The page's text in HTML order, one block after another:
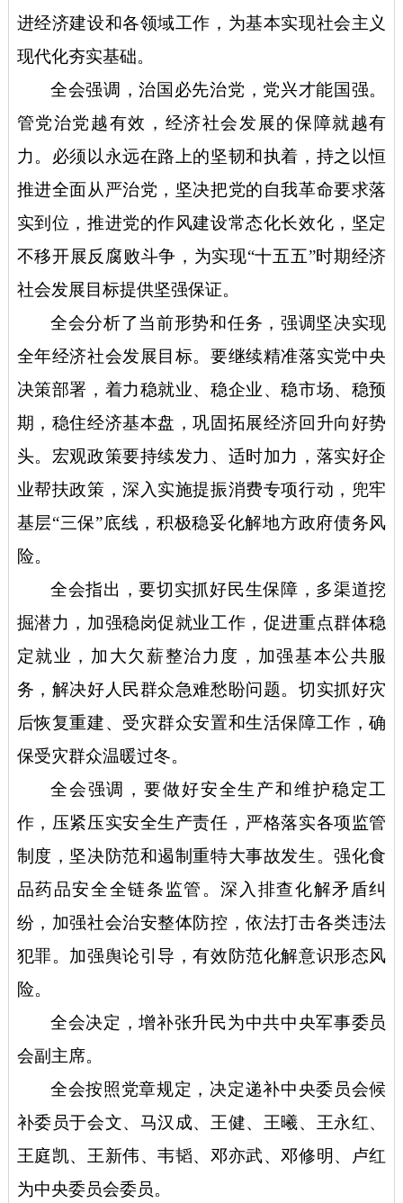
进经济建设和各领域工作，为基本实现社会主义
现代化夯实基础。
全会强调，治国必先治党，党兴才能国强。
管党治党越有效，经济社会发展的保障就越有
力。必须以永远在路上的坚韧和执着，持之以恒
推进全面从严治党，坚决把党的自我革命要求落
实到位，推进党的作风建设常态化长效化，坚定
不移开展反腐败斗争，为实现“十五五”时期经济
社会发展目标提供坚强保证。
全会分析了当前形势和任务，强调坚决实现
全年经济社会发展目标。要继续精准落实党中央
决策部署，着力稳就业、稳企业、稳市场、稳预
期，稳住经济基本盘，巩固拓展经济回升向好势
头。宏观政策要持续发力、适时加力，落实好企
业帮扶政策，深入实施提振消费专项行动，兜牢
基层“三保”底线，积极稳妥化解地方政府债务风
险。
全会指出，要切实抓好民生保障，多渠道挖
掘潜力，加强稳岗促就业工作，促进重点群体稳
定就业，加大欠薪整治力度，加强基本公共服
务，解决好人民群众急难愁盼问题。切实抓好灾
后恢复重建、受灾群众安置和生活保障工作，确
保受灾群众温暖过冬。
全会强调，要做好安全生产和维护稳定工
作，压紧压实安全生产责任，严格落实各项监管
制度，坚决防范和遏制重特大事故发生。强化食
品药品安全全链条监管。深入排查化解矛盾纠
纷，加强社会治安整体防控，依法打击各类违法
犯罪。加强舆论引导，有效防范化解意识形态风
险。
全会决定，增补张升民为中共中央军事委员
会副主席。
全会按照党章规定，决定递补中央委员会候
补委员于会文、马汉成、王健、王曦、王永红、
王庭凯、王新伟、韦韬、邓亦武、邓修明、卢红
为中央委员会委员。